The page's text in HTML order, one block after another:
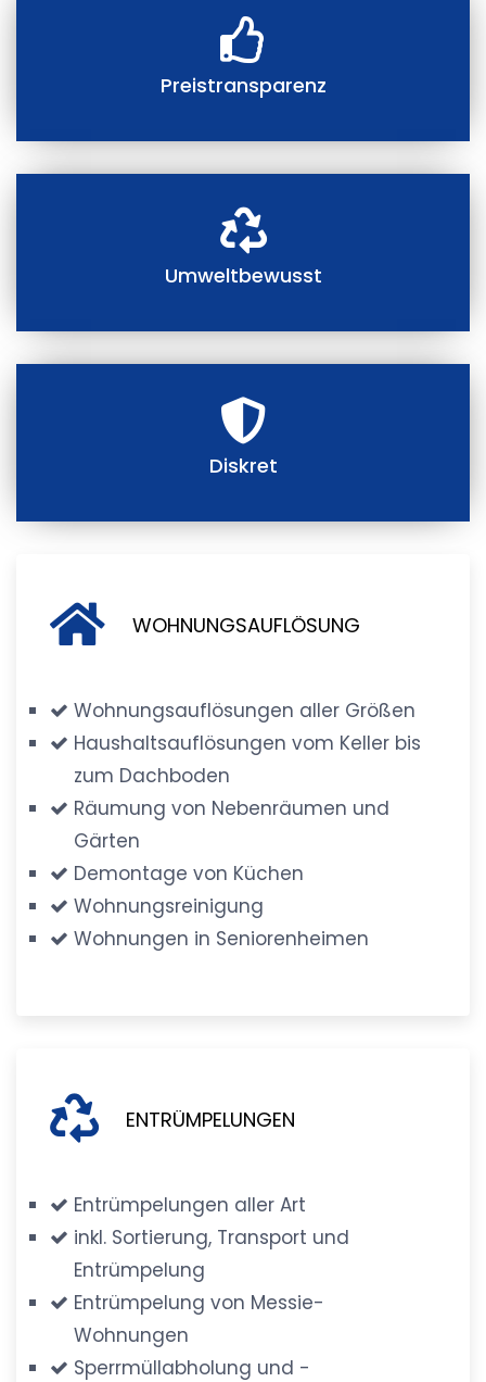
Preistransparenz
Umweltbewusst
Diskret
WOHNUNGSAUFLÖSUNG
Wohnungsauflösungen aller Größen
Haushaltsauflösungen vom Keller bis
zum Dachboden
Räumung von Nebenräumen und
Gärten
Demontage von Küchen
Wohnungsreinigung
Wohnungen in Seniorenheimen
ENTRÜMPELUNGEN
Entrümpelungen aller Art
inkl. Sortierung, Transport und
Entrümpelung
Entrümpelung von Messie-
Wohnungen
Sperrmüllabholung und -